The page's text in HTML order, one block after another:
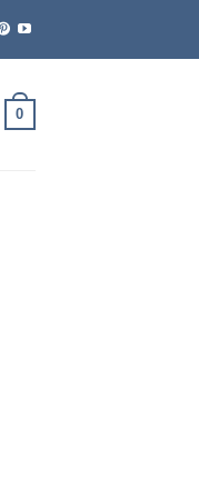
0